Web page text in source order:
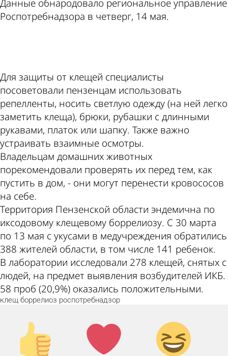
Данные обнародовало региональное управление
Роспотребнадзора в четверг, 14 мая.
Для защиты от клещей специалисты
посоветовали пензенцам использовать
репелленты, носить светлую одежду (на ней легко
заметить клеща), брюки, рубашки с длинными
рукавами, платок или шапку. Также важно
устраивать взаимные осмотры.
Владельцам домашних животных
порекомендовали проверять их перед тем, как
пустить в дом, - они могут перенести кровососов
на себе.
Территория Пензенской области эндемична по
иксодовому клещевому боррелиозу. С 30 марта
по 13 мая с укусами в медучреждения обратились
388 жителей области, в том числе 141 ребенок.
В лаборатории исследовали 278 клещей, снятых с
людей, на предмет выявления возбудителей ИКБ.
58 проб (20,9%) оказались положительными.
клещ боррелиоз роспотребнадзор
Палец
вверх!
Лайк!
Дикий
смех!